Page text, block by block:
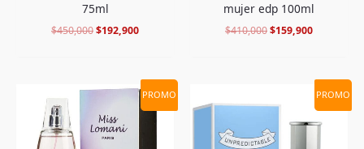
75ml
$450,000$192,900
mujer edp 100ml
$410,000$159,900
PROMO
El
original
era:
$299,000.
El
precio
actual
PROMO
precio
era:
$345,000.
El
precio
actual
es: